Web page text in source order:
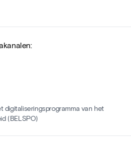
digitaliseringsprogramma van het
(BELSPO)